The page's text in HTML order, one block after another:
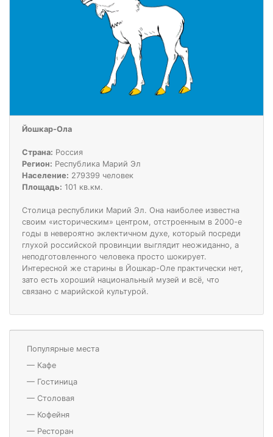
Йошкар-Ола
Страна: Россия
Регион: Республика Марий Эл
Население: 279399 человек
Площадь: 101 кв.км.
Столица республики Марий Эл. Она наиболее известна
своим «историческим» центром, отстроенным в 2000-е
годы в невероятно эклектичном духе, который посреди
глухой российской провинции выглядит неожиданно, а
неподготовленного человека просто шокирует.
Интересной же старины в Йошкар-Оле практически нет,
зато есть хороший национальный музей и всё, что
связано с марийской культурой.
Популярные места
— Кафе
— Гостиница
— Столовая
— Кофейня
— Ресторан